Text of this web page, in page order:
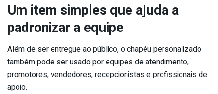
Um item simples que ajuda a
padronizar a equipe
Além de ser entregue ao público, o chapéu personalizado
também pode ser usado por equipes de atendimento,
promotores, vendedores, recepcionistas e profissionais de
apoio.